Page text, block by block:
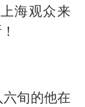
海观众来
旬的他在